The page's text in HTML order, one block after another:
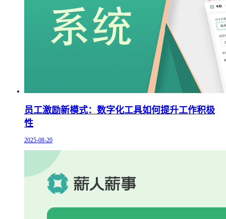
员工激励新模式：数字化工具如何提升工作积极
性
2025-08-20